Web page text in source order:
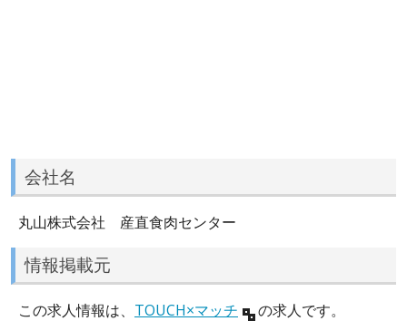
会社名
丸山株式会社 産直食肉センター
情報掲載元
この求人情報は、 TOUCH×マッチ の求人です。